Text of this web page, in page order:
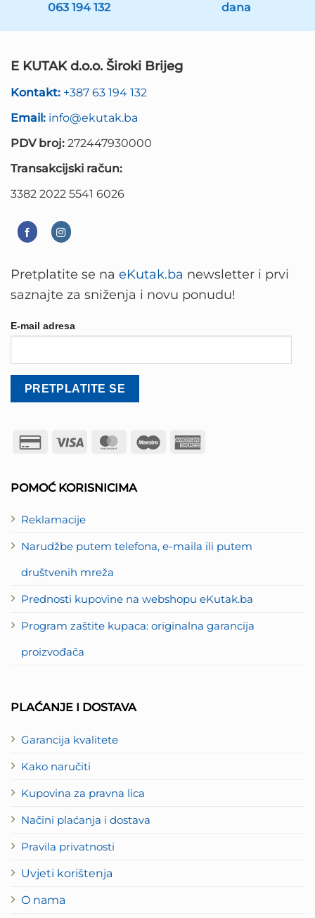
063 194 132
dana
E KUTAK d.o.o. Široki Brijeg
Kontakt: +387 63 194 132
Email: info@ekutak.ba
PDV broj: 272447930000
Transakcijski račun:
3382 2022 5541 6026
POMOĆ KORISNICIMA
Reklamacije
Narudžbe putem telefona, e-maila ili putem
društvenih mreža
Prednosti kupovine na webshopu eKutak.ba
Program zaštite kupaca: originalna garancija
proizvođača
PLAĆANJE I DOSTAVA
Garancija kvalitete
Kako naručiti
Kupovina za pravna lica
Načini plaćanja i dostava
Pravila privatnosti
Uvjeti korištenja
O nama
Pretplatite se na eKutak.ba newsletter i prvi
saznajte za sniženja i novu ponudu!
E-mail adresa
Credit
Visa MasterCard
Maestro